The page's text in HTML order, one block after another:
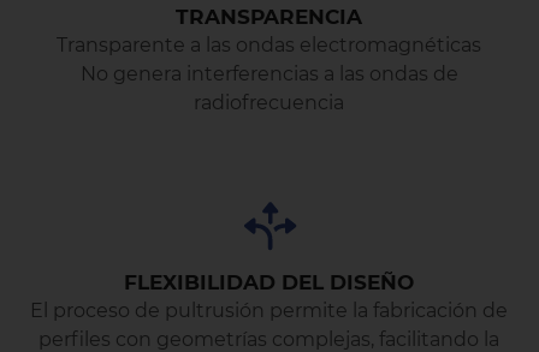
TRANSPARENCIA
Transparente a las ondas electromagnéticas
No genera interferencias a las ondas de
radiofrecuencia
FLEXIBILIDAD DEL DISEÑO
El proceso de pultrusión permite la fabricación de
perfiles con geometrías complejas, facilitando la